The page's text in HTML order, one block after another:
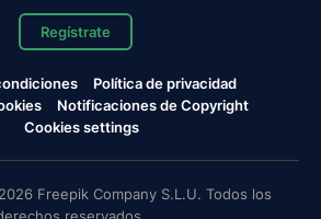
Regístrate
Política de privacidad
Notificaciones de Copyright
Cookies settings
Freepik Company S.L.U. Todos los